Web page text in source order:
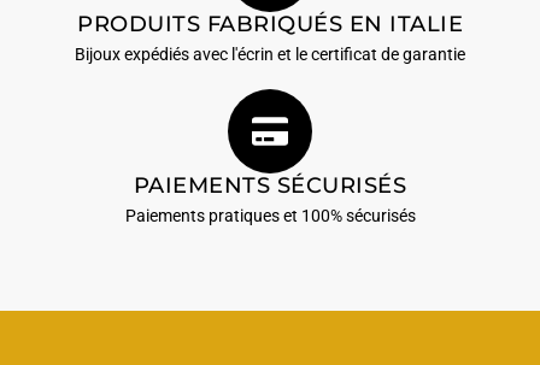
PRODUITS FABRIQUÉS EN ITALIE
Bijoux expédiés avec l'écrin et le certificat de garantie
PAIEMENTS SÉCURISÉS
Paiements pratiques et 100% sécurisés